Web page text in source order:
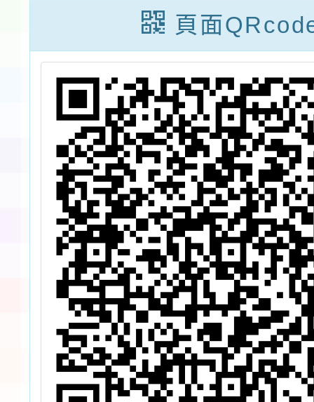
獎」活動訊息
同培
踴躍
並惠
於課
下公
頁面